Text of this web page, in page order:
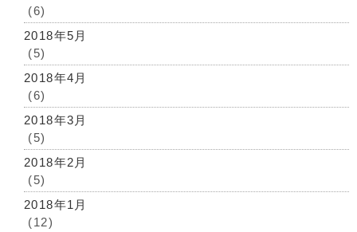
(6)
2018年5月
(5)
2018年4月
(6)
2018年3月
(5)
2018年2月
(5)
2018年1月
(12)